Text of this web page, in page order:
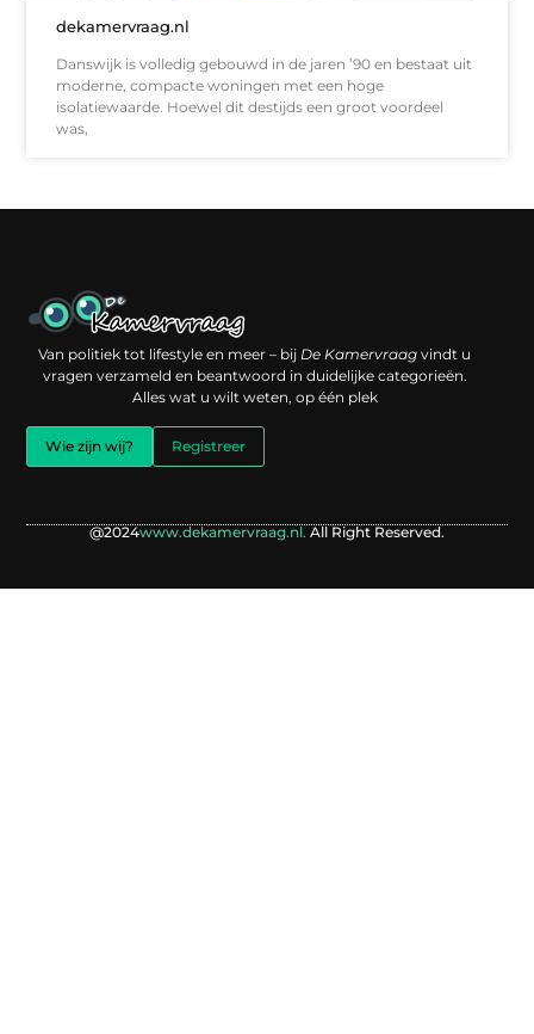
dekamervraag.nl
Danswijk is volledig gebouwd in de jaren ’90 en bestaat uit
moderne, compacte woningen met een hoge
isolatiewaarde. Hoewel dit destijds een groot voordeel
was,
Van politiek tot lifestyle en meer – bijDe Kamervraag vindt u
vragen verzameld en beantwoord in duidelijke categorieën.
Alles wat u wilt weten, op één plek
Wie zijn wij? Registreer
@2024www.dekamervraag.nl. All Right Reserved.